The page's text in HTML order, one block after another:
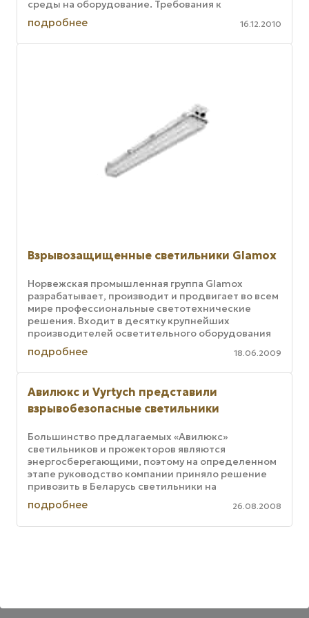
среды на оборудование. Требования к
характеристикам оборудования, ...
подробнее 16.12.2010
Взрывозащищенные светильники Glamox
Норвежская промышленная группа Glamox
разрабатывает, производит и продвигает во всем
мире профессиональные светотехнические
решения. Входит в десятку крупнейших
производителей осветительного оборудования
Европы. Одно из двух подразделений группы, ...
подробнее 18.06.2009
Авилюкс и Vyrtych представили
взрывобезопасные светильники
Большинство предлагаемых «Авилюкс»
светильников и прожекторов являются
энергосберегающими, поэтому на определенном
этапе руководство компании приняло решение
привозить в Беларусь светильники на
дроссельной основе только для работы в
определенных ...
подробнее 26.08.2008